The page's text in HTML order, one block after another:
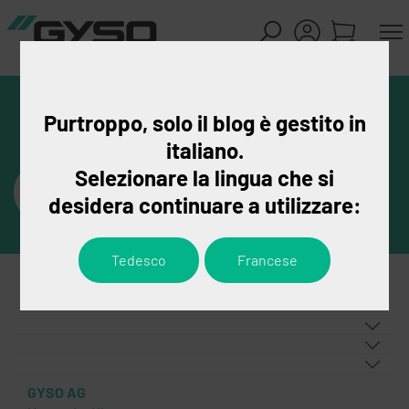
GYSO AG
Purtroppo, solo il blog è gestito in
italiano.
Selezionare la lingua che si
desidera continuare a utilizzare:
Tedesco Francese